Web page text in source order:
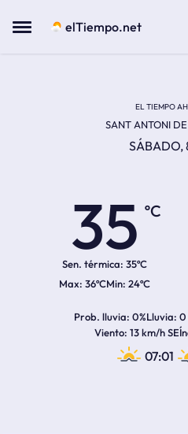
Menu elTiempo.net
EL TIEMPO
SANT ANTONI
SÁBADO,
35
ºC
Sen. térmica: 35ºC
36ºC 24ºC
Prob. lluvia 0%Lluvia 0
Viento 13 km/h SE
07:01